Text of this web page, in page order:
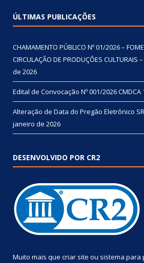
ÚLTIMAS PUBLICAÇÕES
CHAMAMENTO PÚBLICO Nº 01/2026 –
CIRCULAÇÃO DE PRODUÇÕES CULTURAIS
de 2026
Edital de Convocação Nº 001/2026 CMDCA
Alteração de Data do Pregão Eletrônico
janeiro de 2026
DESENVOLVIDO POR CR2
Muito mais que criar site ou sistema para